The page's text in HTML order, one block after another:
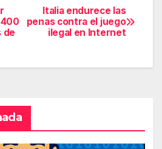
Italia endurece las
penas contra el juego
ilegal en Internet
de